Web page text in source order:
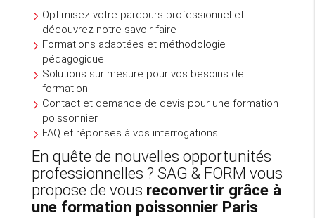
Optimisez votre parcours professionnel et
découvrez notre savoir-faire
Formations adaptées et méthodologie
pédagogique
Solutions sur mesure pour vos besoins de
formation
Contact et demande de devis pour une formation
poissonnier
FAQ et réponses à vos interrogations
En quête de nouvelles opportunités
professionnelles ? SAG & FORM vous
propose de vous reconvertir grâce à
une formation poissonnier Paris